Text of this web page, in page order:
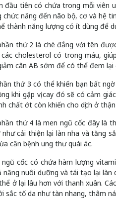
đầu tiên có chứa trong mỗi viên
chức năng đến não bộ, cơ và hệ
thành năng lượng có ít dùng để
thứ 2 là chè đắng với tên
cholesterol có trong máu,
cân AB sớm để có thể đem
thứ 3 có thể khiến bạn bất
khi gặp vị cay đó sẽ có cảm
chất ớt còn khiến cho dịch ở
thứ 4 là men ngũ cốc đây là
cải thiện lại làn nha và tăng
căn bệnh ung thư quái ác.
ngũ cốc có chứa hàm lượng
năng nuôi dưỡng và tái tạo lại
ở lại lâu hơn với thanh xuân.
sắc tố da như tàn nhang, thâm